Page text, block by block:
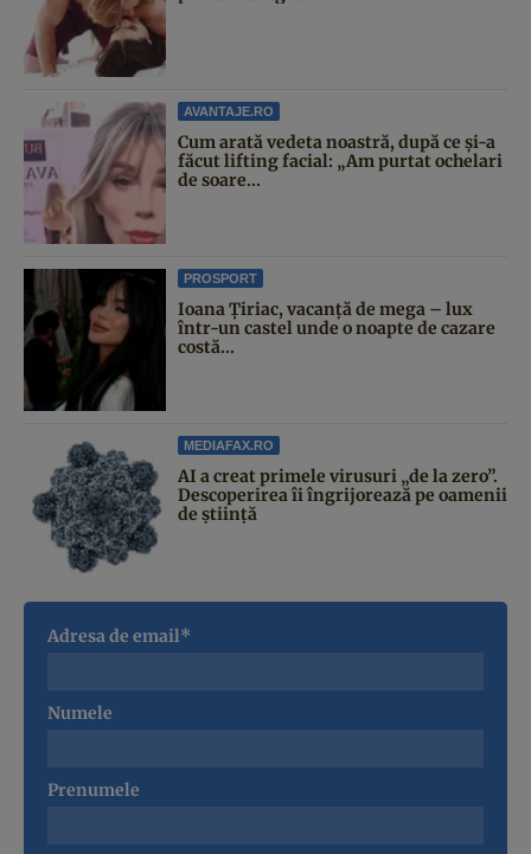
AVANTAJE.RO
Cum arată vedeta noastră, după ce și-a
făcut lifting facial: „Am purtat ochelari
de soare...
PROSPORT
Ioana Țiriac, vacanță de mega – lux
într-un castel unde o noapte de cazare
costă...
MEDIAFAX.RO
AI a creat primele virusuri „de la zero”.
Descoperirea îi îngrijorează pe oamenii
de știință
Adresa de email*
Numele
Prenumele